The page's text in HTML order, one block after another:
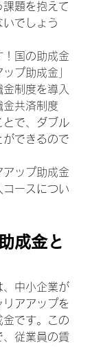
題を抱えて
いでしょう
！国の助成金
プ助成金」
制度を導入
金共済制度
とで、ダブル
ができるので
アップ助成金
コースについ
成金と
、中小企業が
リアアップを
金です。この
、従業員の賃